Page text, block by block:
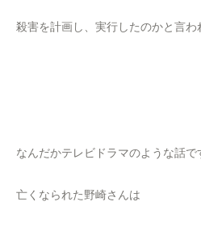
殺害を計画し、実行したのかと言わ
なんだかテレビドラマのような話で
亡くなられた野崎さんは